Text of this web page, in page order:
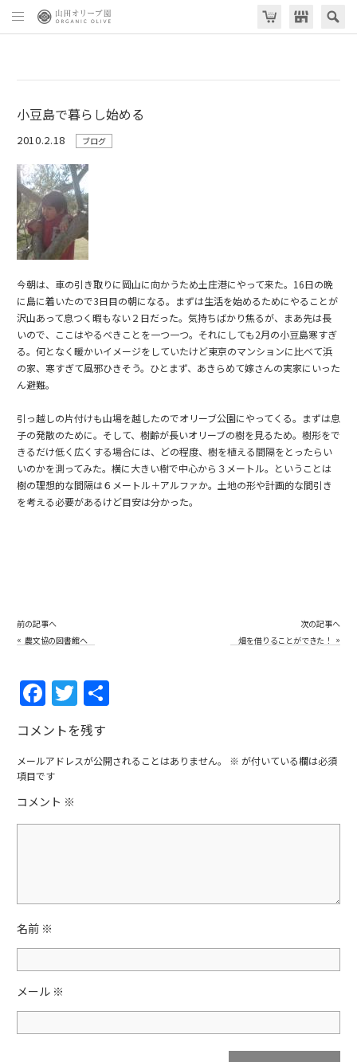
小豆島で暮らし始める
2010.2.18 ブログ
今朝は、車の引き取りに岡山に向かうため土庄港にやって来た。16日の晩
に島に着いたので3日目の朝になる。まずは生活を始めるためにやることが
沢山あって息つく暇もない２日だった。気持ちばかり焦るが、まあ先は長
いので、ここはやるべきことを一つ一つ。それにしても2月の小豆島寒すぎ
る。何となく暖かいイメージをしていたけど東京のマンションに比べて浜
の家、寒すぎて風邪ひきそう。ひとまず、あきらめて嫁さんの実家にいった
ん避難。
引っ越しの片付けも山場を越したのでオリーブ公園にやってくる。まずは息
子の発散のために。そして、樹齢が長いオリーブの樹を見るため。樹形をで
きるだけ低く広くする場合には、どの程度、樹を植える間隔をとったらい
いのかを測ってみた。横に大きい樹で中心から３メートル。ということは
樹の理想的な間隔は６メートル＋アルファか。土地の形や計画的な間引き
を考える必要があるけど目安は分かった。
前の記事へ
« 農文協の図書館へ
次の記事へ
畑を借りることができた！ »
F
a
c
e
b
o
T
w
itt
er
コメントを残す
メールアドレスが公開されることはありません。 ※ が付いている欄は必須
項目です
コメント ※
名前 ※
メール ※